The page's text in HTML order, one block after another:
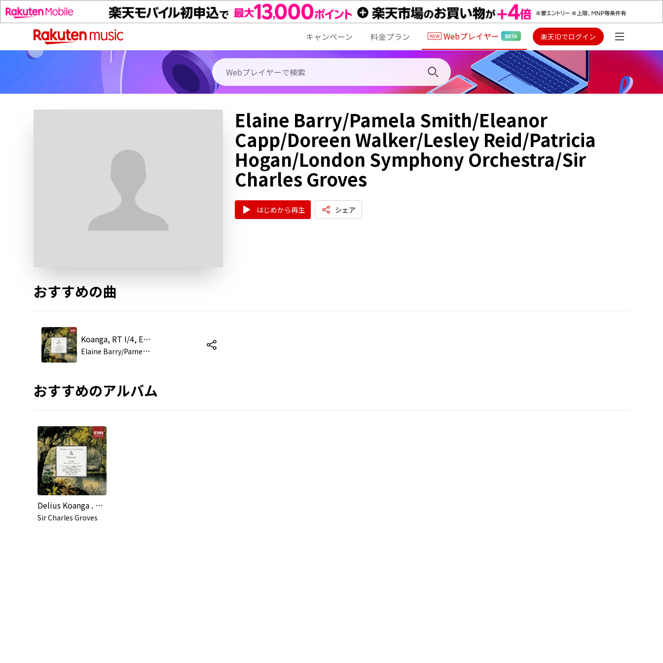
キャンペーン 料金プラン Webプレイヤー 楽天IDでログイン
Elaine Barry/Pamela Smith/Eleanor
Capp/Doreen Walker/Lesley Reid/Patricia
Hogan/London Symphony Orchestra/Sir
Charles Groves
はじめから再生 シェア
おすすめの曲
Koanga, RT I/4, Epilogue: "How sad, Uncle Joe, that she should die" (Renée, Hélène, Jeanne, Aurore, Olive, Paulette)
E
laine Barry/Pamela Smith/Eleanor Capp/Doreen Walker/Lesley Reid/Patricia Hogan/London Symphony Orchestra/Sir Charles Groves
おすすめのアルバム
Delius Koanga . The Song of the High Hills
Sir Charles Groves